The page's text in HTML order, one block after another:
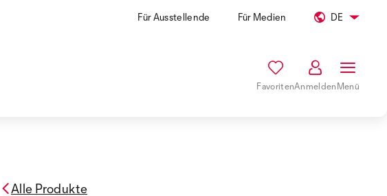
Für Ausstellende Für Medien DE
FavoritenAnmeldenMenü
Alle Produkte